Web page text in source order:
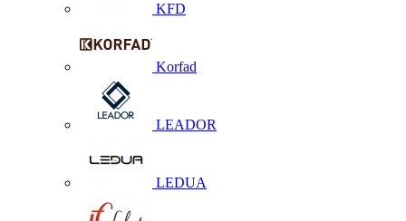
KFD
Korfad
LEADOR
LEDUA